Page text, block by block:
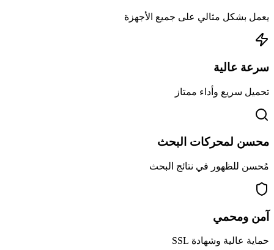
يعمل بشكل مثالي على جميع الأجهزة
سرعة عالية
تحميل سريع وأداء ممتاز
محسن لمحركات البحث
مُحسن للظهور في نتائج البحث
آمن ومحمي
حماية عالية وشهادة SSL